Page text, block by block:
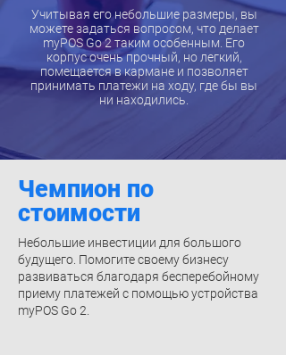
Учитывая его небольшие размеры, вы
можете задаться вопросом, что делает
myPOS Go 2 таким особенным. Его
корпус очень прочный, но легкий,
помещается в кармане и позволяет
принимать платежи на ходу, где бы вы
ни находились.
Чемпион по
стоимости
Небольшие инвестиции для большого
будущего. Помогите своему бизнесу
развиваться благодаря бесперебойному
приему платежей с помощью устройства
myPOS Go 2.